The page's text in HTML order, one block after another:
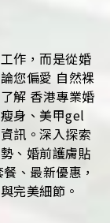
作，而是從婚
您偏愛 自然裸
解 香港專業婚
身、美甲gel
訊。深入探索
、婚前護膚貼
、最新優惠，
完美細節。